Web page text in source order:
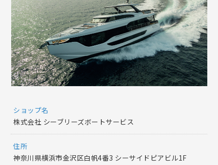
ショップ名
株式会社 シーブリーズボートサービス
住所
神奈川県横浜市金沢区白帆4番3 シーサイドピアビル1F